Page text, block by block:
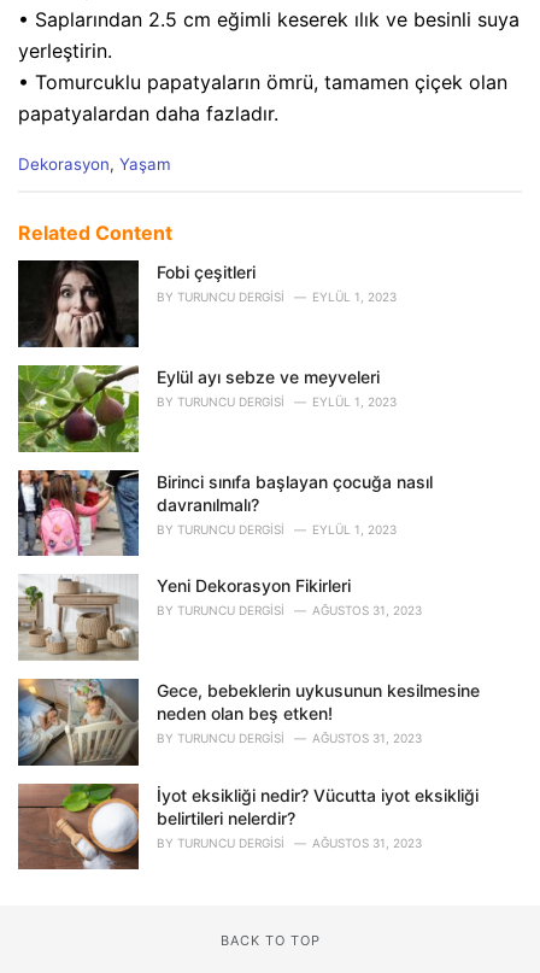
• Saplarından 2.5 cm eğimli keserek ılık ve besinli suya
yerleştirin.
• Tomurcuklu papatyaların ömrü, tamamen çiçek olan
papatyalardan daha fazladır.
C
e
e
:
Dekorasyon, Yaşam
Related Content
Fobi çeşitleri
BY TURUNCU DERGISI EYLÜL 1, 2023
Eylül ayı sebze ve meyveleri
BY TURUNCU DERGISI EYLÜL 1, 2023
Birinci sınıfa başlayan çocuğa nasıl
davranılmalı?
BY TURUNCU DERGISI EYLÜL 1, 2023
Yeni Dekorasyon Fikirleri
BY TURUNCU DERGISI AĞUSTOS 31, 2023
Gece, bebeklerin uykusunun kesilmesine
neden olan beş etken!
BY TURUNCU DERGISI AĞUSTOS 31, 2023
İyot eksikliği nedir? Vücutta iyot eksikliği
belirtileri nelerdir?
BY TURUNCU DERGISI AĞUSTOS 31, 2023
BACK TO TOP